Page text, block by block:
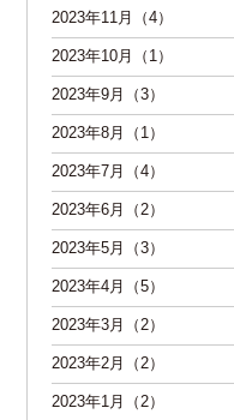
2023年11月（4）
2023年10月（1）
2023年9月（3）
2023年8月（1）
2023年7月（4）
2023年6月（2）
2023年5月（3）
2023年4月（5）
2023年3月（2）
2023年2月（2）
2023年1月（2）